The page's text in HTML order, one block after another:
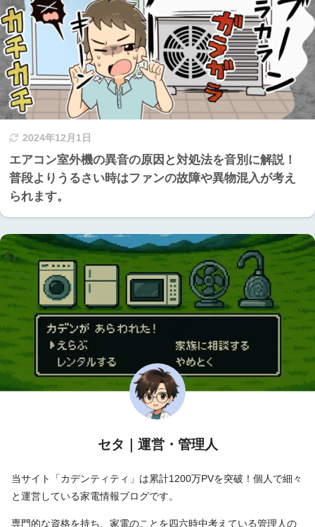
2024年12月1日
エアコン室外機の異音の原因と対処法を音別に解説！
普段よりうるさい時はファンの故障や異物混入が考え
られます。
セタ｜運営・管理人
当サイト「カデンティティ」は累計1200万PVを突破！個人で細々
と運営している家電情報ブログです。
専門的な資格を持ち、家電のことを四六時中考えている管理人の